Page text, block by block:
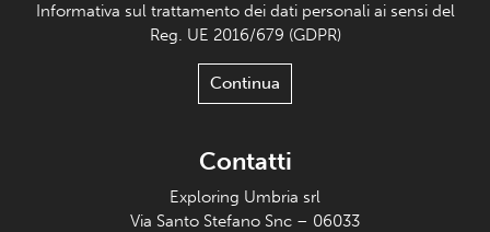
Informativa sul trattamento dei dati personali ai sensi del
Reg. UE 2016/679 (GDPR)
Continua
Contatti
Exploring Umbria srl
Via Santo Stefano Snc – 06033